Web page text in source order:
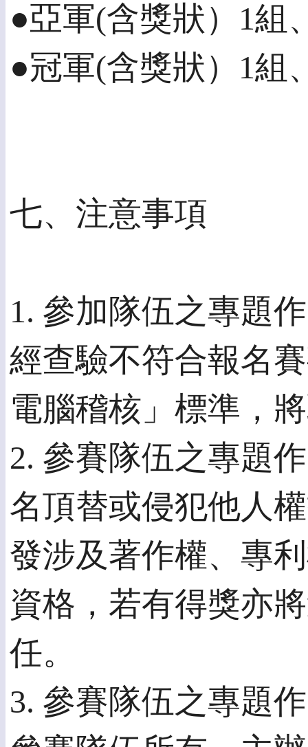
●亞軍(含獎狀）1組
●冠軍(含獎狀）1組
七、注意事項
1. 參加隊伍之專題
經查驗不符合報名
電腦稽核」標準，
2. 參賽隊伍之專題
名頂替或侵犯他人
發涉及著作權、專
資格，若有得獎亦
任。
3. 參賽隊伍之專題